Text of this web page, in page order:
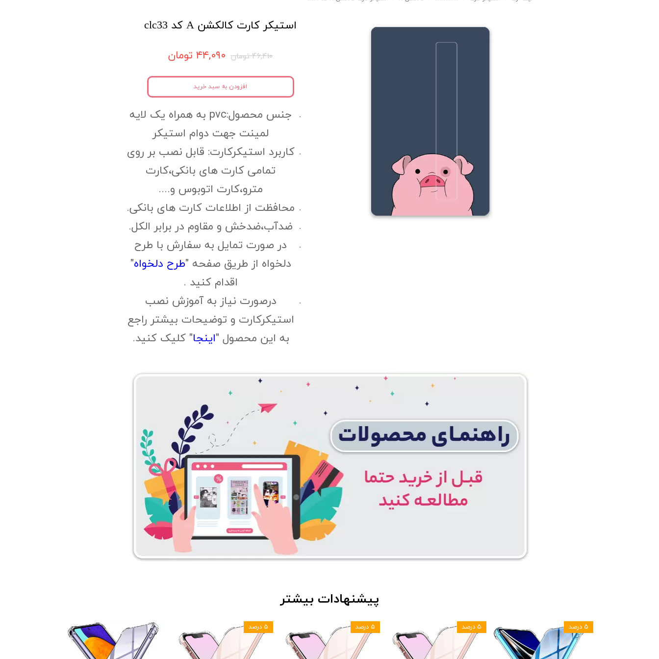
استیکر کارت کالکشن A کد clc33
۴۶,۴۱۰ تومان ۴۴,۰۹۰ تومان
جنس محصول:pvc به همراه یک لایه
لمینت جهت دوام استیکر
کاربرد استیکرکارت: قابل نصب بر روی
تمامی کارت های بانکی،کارت
مترو،کارت اتوبوس و....
محافظت از اطلاعات کارت های بانکی.
ضدآب،ضدخش و مقاوم در برابر الکل.
در صورت تمایل به سفارش با طرح
دلخواه از طریق صفحه "طرح دلخواه"
اقدام کنید .
درصورت نیاز به آموزش نصب
استیکرکارت و توضیحات بیشتر راجع
به این محصول "اینجا" کلیک کنید.
افزودن به سبد خرید
۵ درصد ۵ درصد ۵ درصد ۵ درصد
پیشنهادات بیشتر